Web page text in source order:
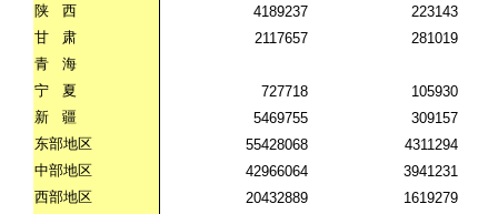
陕
西 4189237
223143
甘
肃 2117657
281019
青
海
宁
夏 727718
105930
新
疆 5469755
309157
东部地区
55428068
4311294
中部地区
42966064
3941231
西部地区
20432889
1619279